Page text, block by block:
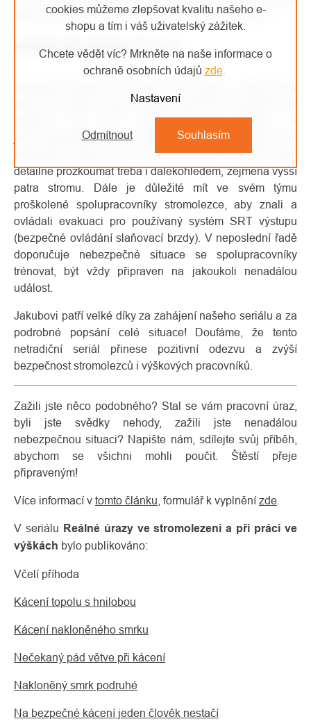
cookies můžeme zlepšovat kvalitu našeho e-
shopu a tím i váš uživatelský zážitek.
Chcete vědět víc? Mrkněte na naše informace o
ochraně osobních údajů zde.
Nastavení
Odmítnout Souhlasím
sebe) a půlloďák (který jsem léta driloval ve skalách).
HODNOCENÍ WORKSAFETY.CZ
svém komentáři zmínil veškerá nápravná bezpečnostní
opatření, jak řešit bezpečnost při výstupu. S
jeho komentářem plně souhlasíme, doplnili bychom jen
následující doporučení. Před výstupem je důležité strom
detailně prozkoumat třeba i dalekohledem, zejména vyšší
patra stromu. Dále je důležité mít ve svém týmu
proškolené spolupracovníky stromolezce, aby znali a
ovládali evakuaci pro používaný systém SRT výstupu
(bezpečné ovládání slaňovací brzdy). V neposlední řadě
doporučuje nebezpečné situace se spolupracovníky
trénovat, být vždy připraven na jakoukoli nenadálou
událost.
Jakubovi patří velké díky za zahájení našeho seriálu a za
podrobné popsání celé situace! Doufáme, že tento
netradiční seriál přinese pozitivní odezvu a zvýší
bezpečnost stromolezců i výškových pracovníků.
Zažili jste něco podobného? Stal se vám pracovní úraz,
byli jste svědky nehody, zažili jste nenadálou
nebezpečnou situaci? Napište nám, sdílejte svůj příběh,
abychom se všichni mohli poučit. Štěstí přeje
připraveným!
Více informací v tomto článku , formulář k vyplnění zde
V seriálu Reálné úrazy ve stromolezení a při práci ve
výškách bylo publikováno:
Včelí příhoda
Kácení topolu s hnilobou
Kácení nakloněného smrku
Nečekaný pád větve při kácení
Nakloněný smrk podruhé
Na bezpečné kácení jeden člověk nestačí